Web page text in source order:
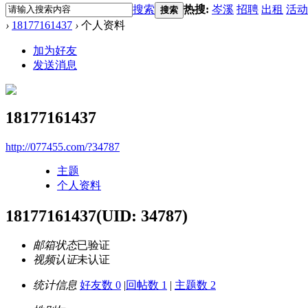
搜索 搜索 热搜: 岑溪 招聘 出租 活动
› 18177161437 › 个人资料
加为好友
发送消息
18177161437
http://077455.com/?34787
主题
个人资料
18177161437(UID: 34787)
邮箱状态已验证
视频认证未认证
统计信息 好友数 0 |回帖数 1 | 主题数 2